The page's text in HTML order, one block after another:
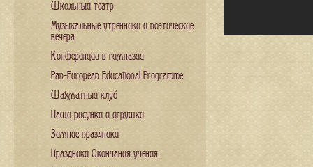
Школьный театр
Музыкальные утренники и поэтические
вечера
Конференции в гимназии
Pan-European Educational Programme
Шахматный клуб
Наши рисунки и игрушки
Зимние праздники
Праздники Окончания учения